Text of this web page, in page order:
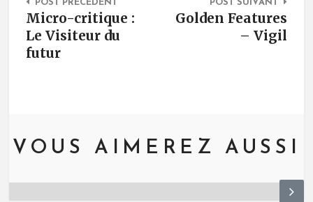
POST PRÉCÉDENT
Micro-critique :
Le Visiteur du
futur
POST SUIVANT
Golden Features
– Vigil
VOUS AIMEREZ AUSSI